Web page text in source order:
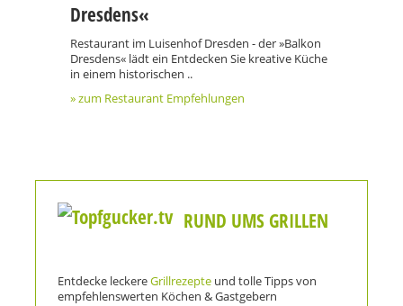
Dresdens«
Restaurant im Luisenhof Dresden - der »Balkon
Dresdens« lädt ein Entdecken Sie kreative Küche
in einem historischen ..
» zum Restaurant Empfehlungen
RUND UMS GRILLEN
Entdecke leckereGrillrezepte und tolle Tipps von
empfehlenswerten Köchen & Gastgebern